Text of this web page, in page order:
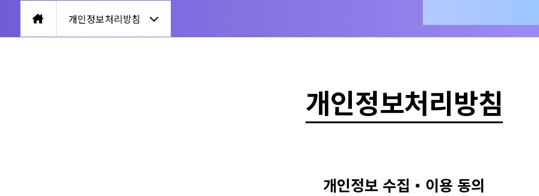
개인정보처리방침
개인정보처리방침
개인정보 수집・이용 동의